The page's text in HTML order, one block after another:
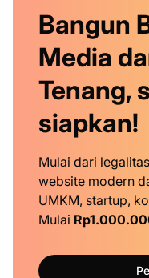
Bangun
Media
Tenang,
siapkan!
Mulai dari
website modern
UMKM, startup,
Mulai